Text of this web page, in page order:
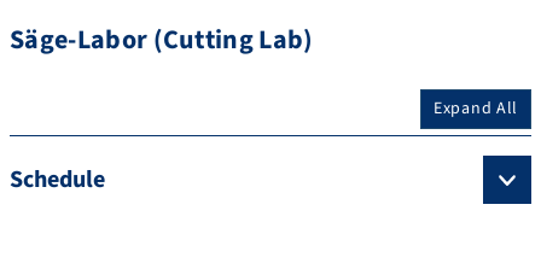
Säge-Labor (Cutting Lab)
Expand All
Schedule